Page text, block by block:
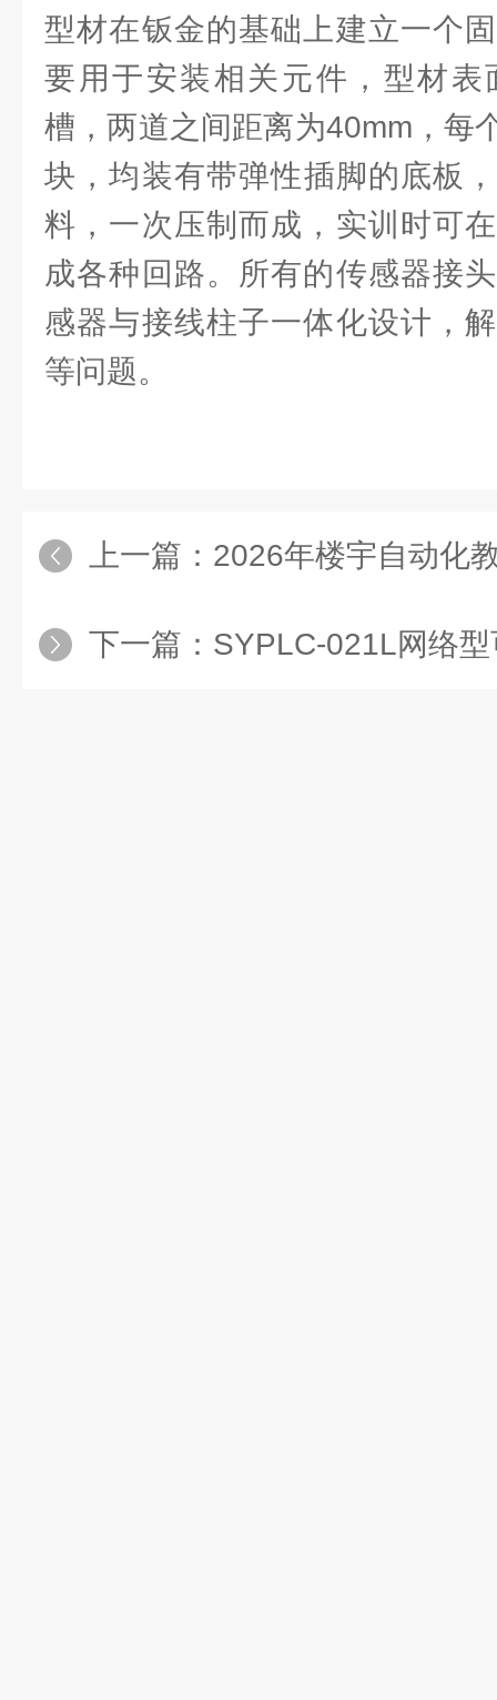
型材在钣金的基础上建立一个
要用于安装相关元件，型材表
槽，两道之间距离为40mm，每
块，均装有带弹性插脚的底板
料，一次压制而成，实训时可
成各种回路。所有的传感器接
感器与接线柱子一体化设计，
等问题。
上一篇： 2026年楼宇自动化教学设备
下一篇： SYPLC-021L网络型可